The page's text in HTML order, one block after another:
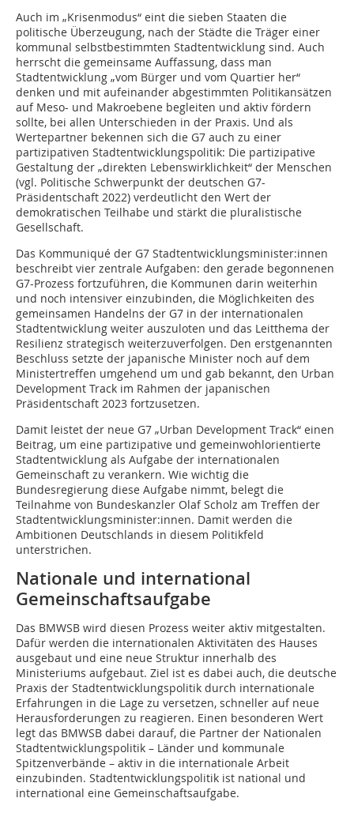
Auch im „Krisenmodus“ eint die sieben Staaten die
politische Überzeugung, nach der Städte die Träger einer
kommunal selbstbestimmten Stadtentwicklung sind. Auch
herrscht die gemeinsame Auffassung, dass man
Stadtentwicklung „vom Bürger und vom Quartier her“
denken und mit aufeinander abgestimmten Politikansätzen
auf Meso- und Makroebene begleiten und aktiv fördern
sollte, bei allen Unterschieden in der Praxis. Und als
Wertepartner bekennen sich die G7 auch zu einer
partizipativen Stadtentwicklungspolitik: Die partizipative
Gestaltung der „direkten Lebenswirklichkeit“ der Menschen
(vgl. Politische Schwerpunkt der deutschen G7-
Präsidentschaft 2022) verdeutlicht den Wert der
demokratischen Teilhabe und stärkt die pluralistische
Gesellschaft.
Das Kommuniqué der G7 Stadtentwicklungsminister:innen
beschreibt vier zentrale Aufgaben: den gerade begonnenen
G7-Prozess fortzuführen, die Kommunen darin weiterhin
und noch intensiver einzubinden, die Möglichkeiten des
gemeinsamen Handelns der G7 in der internationalen
Stadtentwicklung weiter auszuloten und das Leitthema der
Resilienz strategisch weiterzuverfolgen. Den erstgenannten
Beschluss setzte der japanische Minister noch auf dem
Ministertreffen umgehend um und gab bekannt, den Urban
Development Track im Rahmen der japanischen
Präsidentschaft 2023 fortzusetzen.
Damit leistet der neue G7 „Urban Development Track“ einen
Beitrag, um eine partizipative und gemeinwohlorientierte
Stadtentwicklung als Aufgabe der internationalen
Gemeinschaft zu verankern. Wie wichtig die
Bundesregierung diese Aufgabe nimmt, belegt die
Teilnahme von Bundeskanzler Olaf Scholz am Treffen der
Stadtentwicklungsminister:innen. Damit werden die
Ambitionen Deutschlands in diesem Politikfeld
unterstrichen.
Nationale und international
Gemeinschaftsaufgabe
Das BMWSB wird diesen Prozess weiter aktiv mitgestalten.
Dafür werden die internationalen Aktivitäten des Hauses
ausgebaut und eine neue Struktur innerhalb des
Ministeriums aufgebaut. Ziel ist es dabei auch, die deutsche
Praxis der Stadtentwicklungspolitik durch internationale
Erfahrungen in die Lage zu versetzen, schneller auf neue
Herausforderungen zu reagieren. Einen besonderen Wert
legt das BMWSB dabei darauf, die Partner der Nationalen
Stadtentwicklungspolitik – Länder und kommunale
Spitzenverbände – aktiv in die internationale Arbeit
einzubinden. Stadtentwicklungspolitik ist national und
international eine Gemeinschaftsaufgabe.